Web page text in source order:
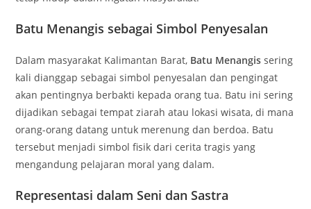
Batu Menangis sebagai Simbol Penyesalan
Dalam masyarakat Kalimantan Barat, Batu Menangis sering
kali dianggap sebagai simbol penyesalan dan pengingat
akan pentingnya berbakti kepada orang tua. Batu ini sering
dijadikan sebagai tempat ziarah atau lokasi wisata, di mana
orang-orang datang untuk merenung dan berdoa. Batu
tersebut menjadi simbol fisik dari cerita tragis yang
mengandung pelajaran moral yang dalam.
Representasi dalam Seni dan Sastra